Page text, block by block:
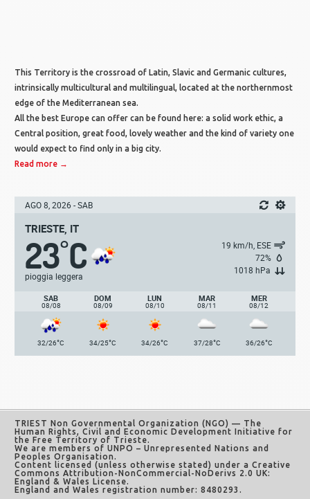
This Territory is the crossroad of Latin, Slavic and Germanic cultures,
intrinsically multicultural and multilingual, located at the northernmost
edge of the Mediterranean sea.
All the best Europe can offer can be found here: a solid work ethic, a
Central position, great food, lovely weather and the kind of variety one
would expect to find only in a big city.
Read more →
AGO 8, 2026 - SAB
TRIESTE, IT
23°C
pioggia leggera
19 km/h, ESE
72%
1018 hPa
SAB
08/08
DOM
08/09
LUN
08/10
MAR
08/11
MER
08/12
32/26°C 34/25°C 34/26°C 37/28°C 36/26°C
TRIEST Non Governmental Organization (NGO) — The
Human Rights, Civil and Economic Development Initiative for
the Free Territory of Trieste.
We are members of UNPO – Unrepresented Nations and
Peoples Organisation.
Content licensed (unless otherwise stated) under aCreative
Commons Attribution-NonCommercial-NoDerivs 2.0 UK:
England & Wales License.
England and Wales registration number: 8480293.